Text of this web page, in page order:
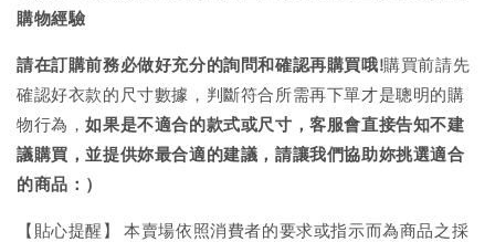
購物經驗
請在訂購前務必做好充分的詢問和確認再購買哦!購買前請先
確認好衣款的尺寸數據，判斷符合所需再下單才是聰明的購
物行為，如果是不適合的款式或尺寸，客服會直接告知不建
議購買，並提供妳最合適的建議，請讓我們協助妳挑選適合
的商品：）
【貼心提醒】 本賣場依照消費者的要求或指示而為商品之採